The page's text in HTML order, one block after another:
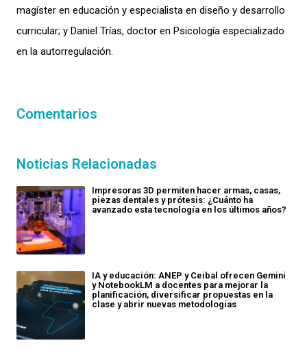
magíster en educación y especialista en diseño y desarrollo
curricular; y Daniel Trías, doctor en Psicología especializado
en la autorregulación.
Comentarios
Noticias Relacionadas
Impresoras 3D permiten hacer armas, casas,
piezas dentales y prótesis: ¿Cuánto ha
avanzado esta tecnología en los últimos años?
IA y educación: ANEP y Ceibal ofrecen Gemini
y NotebookLM a docentes para mejorar la
planificación, diversificar propuestas en la
clase y abrir nuevas metodologías